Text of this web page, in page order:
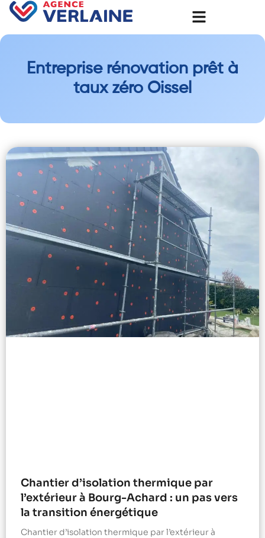
Entreprise rénovation prêt à
taux zéro Oissel
Chantier d’isolation thermique par
l’extérieur à Bourg-Achard : un pas vers
la transition énergétique
Chantier d’isolation thermique par l’extérieur à